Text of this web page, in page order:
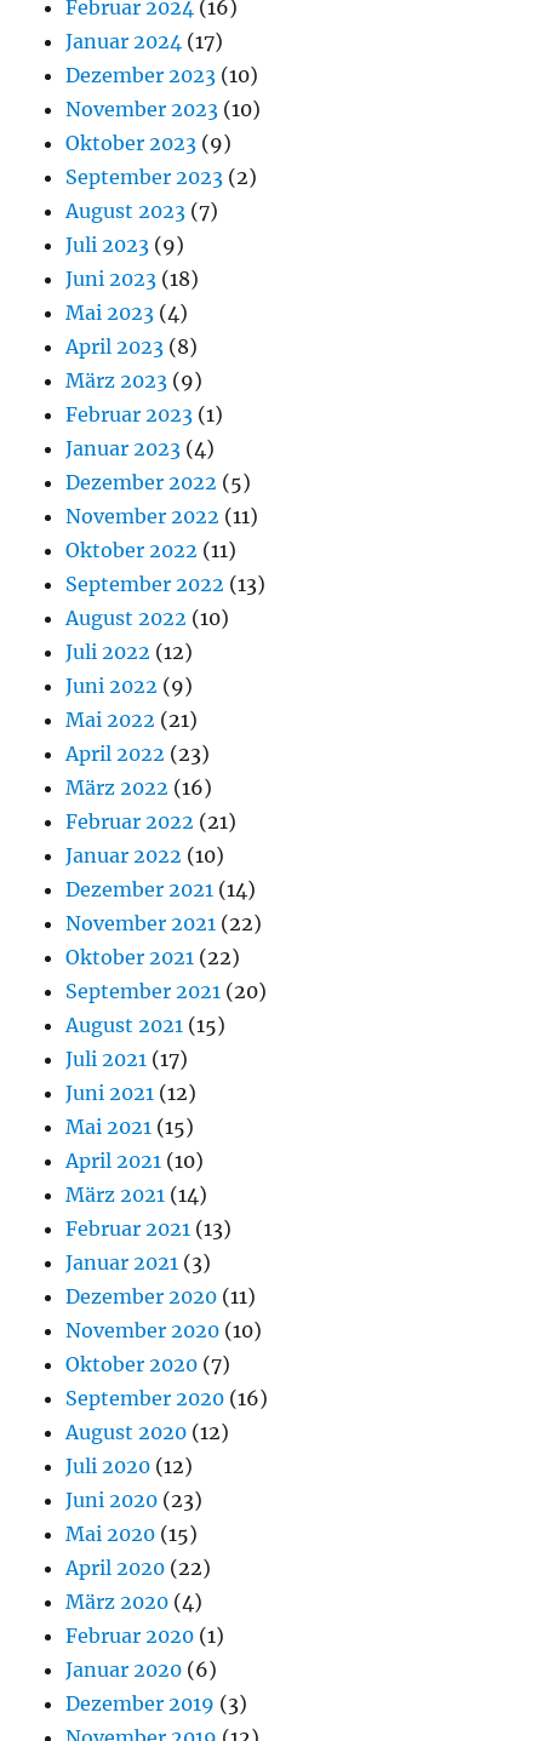
Februar 2024 (16)
Januar 2024 (17)
Dezember 2023 (10)
November 2023 (10)
Oktober 2023 (9)
September 2023 (2)
August 2023 (7)
Juli 2023 (9)
Juni 2023 (18)
Mai 2023 (4)
April 2023 (8)
März 2023 (9)
Februar 2023 (1)
Januar 2023 (4)
Dezember 2022 (5)
November 2022 (11)
Oktober 2022 (11)
September 2022 (13)
August 2022 (10)
Juli 2022 (12)
Juni 2022 (9)
Mai 2022 (21)
April 2022 (23)
März 2022 (16)
Februar 2022 (21)
Januar 2022 (10)
Dezember 2021 (14)
November 2021 (22)
Oktober 2021 (22)
September 2021 (20)
August 2021 (15)
Juli 2021 (17)
Juni 2021 (12)
Mai 2021 (15)
April 2021 (10)
März 2021 (14)
Februar 2021 (13)
Januar 2021 (3)
Dezember 2020 (11)
November 2020 (10)
Oktober 2020 (7)
September 2020 (16)
August 2020 (12)
Juli 2020 (12)
Juni 2020 (23)
Mai 2020 (15)
April 2020 (22)
März 2020 (4)
Februar 2020 (1)
Januar 2020 (6)
Dezember 2019 (3)